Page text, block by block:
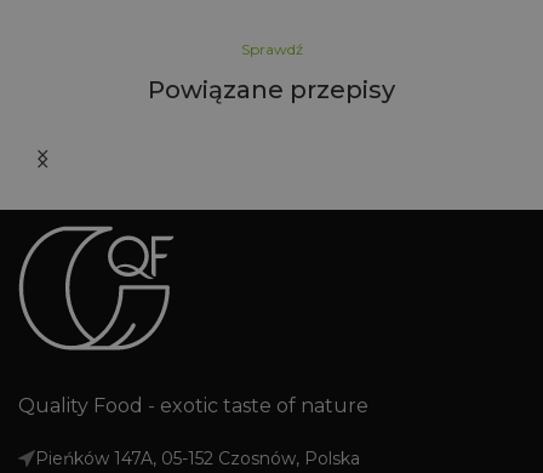
Sprawdź
Powiązane przepisy
Quality Food - exotic taste of nature
Pieńków 147A, 05-152 Czosnów, Polska